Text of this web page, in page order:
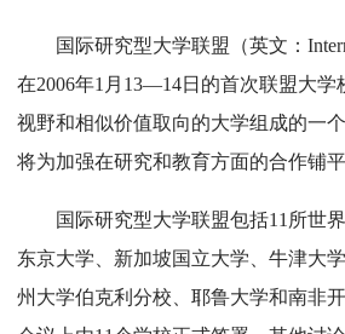
国际研究型大学联盟（英文：
在2006年1月13—14日的首次联盟大
视野和相似价值取向的大学组成的一
将为加强在研究和教育方面的合作铺平
国际研究型大学联盟包括11所世
东京大学、新加坡国立大学、牛津大
州大学伯克利分校、耶鲁大学和南非